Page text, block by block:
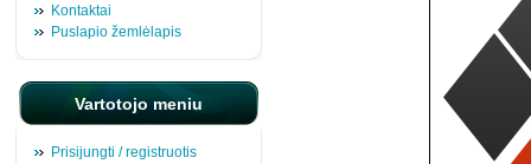
Kontaktai
Puslapio žemlėlapis
Vartotojo meniu
Prisijungti / registruotis